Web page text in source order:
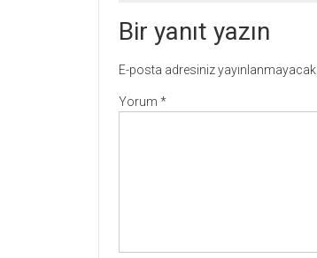
Bir yanıt yazın
E-posta adresiniz yayınlanmayacak.
Yorum *